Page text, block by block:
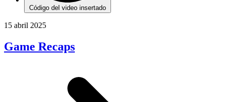
Código del video insertado
15 abril 2025
Game Recaps